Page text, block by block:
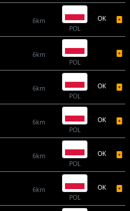
6km
POL
OK
6km
POL
6km
POL
OK
6km
POL
OK
6km
POL
OK
6km
POL
OK